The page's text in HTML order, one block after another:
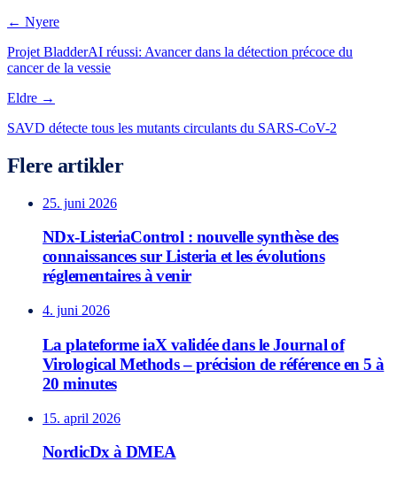
← Nyere
Projet BladderAI réussi: Avancer dans la détection précoce du
cancer de la vessie
Eldre →
SAVD détecte tous les mutants circulants du SARS-CoV-2
Flere artikler
25. juni 2026
NDx-ListeriaControl : nouvelle synthèse des
connaissances sur Listeria et les évolutions
réglementaires à venir
4. juni 2026
La plateforme iaX validée dans le Journal of
Virological Methods – précision de référence en 5 à
20 minutes
15. april 2026
NordicDx à DMEA